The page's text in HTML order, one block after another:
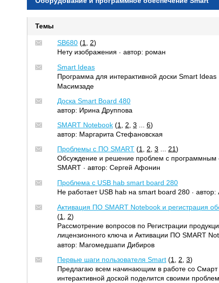
Темы
SB680 (1, 2)
Нету изображения · автор: роман
Smart Ideas
Программа для интерактивной доски Smart Ideas
Масимзаде
Доска Smart Board 480
автор: Ирина Друппова
SMART Notebook (1, 2, 3 ... 6)
автор: Маргарита Стефановская
Проблемы с ПО SMART (1, 2, 3 ... 21)
Обсуждение и решение проблем с программным
SMART · автор: Сергей Афонин
Проблема с USB hab smart board 280
Не работает USB hab на smart board 280 · автор:
Активация ПО SMART Notebook и регистрация
(1, 2)
Рассмотрение вопросов по Регистрации
лицензионного ключа и Активации ПО SMART
автор: Магомедшапи Дибиров
Первые шаги пользователя Smart (1, 2, 3)
Предлагаю всем начинающим в работе со
интерактивной доской поделится своими